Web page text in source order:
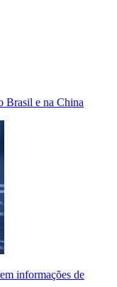
Brasil e na China
informações de